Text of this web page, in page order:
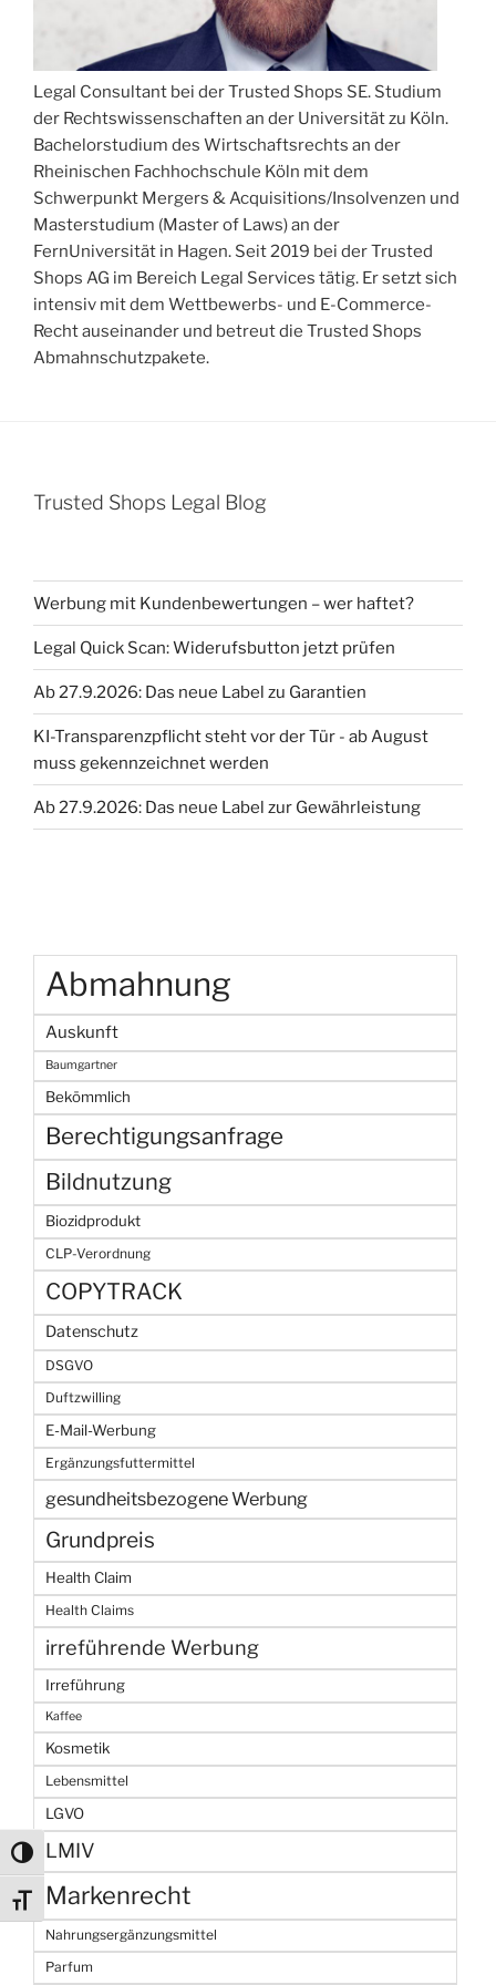
Umschalten auf hohe Kontraste
Schrift vergrößern
Legal Consultant bei der Trusted Shops SE. Studium
der Rechtswissenschaften an der Universität zu Köln.
Bachelorstudium des Wirtschaftsrechts an der
Rheinischen Fachhochschule Köln mit dem
Schwerpunkt Mergers & Acquisitions/Insolvenzen und
Masterstudium (Master of Laws) an der
FernUniversität in Hagen. Seit 2019 bei der Trusted
Shops AG im Bereich Legal Services tätig. Er setzt sich
intensiv mit dem Wettbewerbs- und E-Commerce-
Recht auseinander und betreut die Trusted Shops
Abmahnschutzpakete.
Trusted Shops Legal Blog
Werbung mit Kundenbewertungen – wer haftet?
Legal Quick Scan: Widerufsbutton jetzt prüfen
Ab 27.9.2026: Das neue Label zu Garantien
KI-Transparenzpflicht steht vor der Tür - ab August
muss gekennzeichnet werden
Ab 27.9.2026: Das neue Label zur Gewährleistung
Abmahnung
Auskunft
Baumgartner
Bekömmlich
Berechtigungsanfrage
Bildnutzung
Biozidprodukt
CLP-Verordnung
COPYTRACK
Datenschutz
DSGVO
Duftzwilling
E-Mail-Werbung
Ergänzungsfuttermittel
gesundheitsbezogene Werbung
Grundpreis
Health Claim
Health Claims
irreführende Werbung
Irreführung
Kaffee
Kosmetik
Lebensmittel
LGVO
LMIV
Markenrecht
Nahrungsergänzungsmittel
Parfum